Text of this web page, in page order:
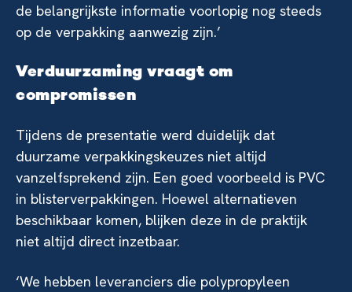
de belangrijkste informatie voorlopig nog steeds
op de verpakking aanwezig zijn.’
Verduurzaming vraagt om
compromissen
Tijdens de presentatie werd duidelijk dat
duurzame verpakkingskeuzes niet altijd
vanzelfsprekend zijn. Een goed voorbeeld is PVC
in blisterverpakkingen. Hoewel alternatieven
beschikbaar komen, blijken deze in de praktijk
niet altijd direct inzetbaar.
‘We hebben leveranciers die polypropyleen